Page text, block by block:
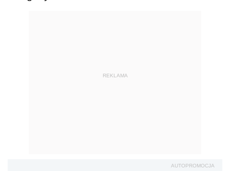
REKLAMA
AUTOPROMOCJA